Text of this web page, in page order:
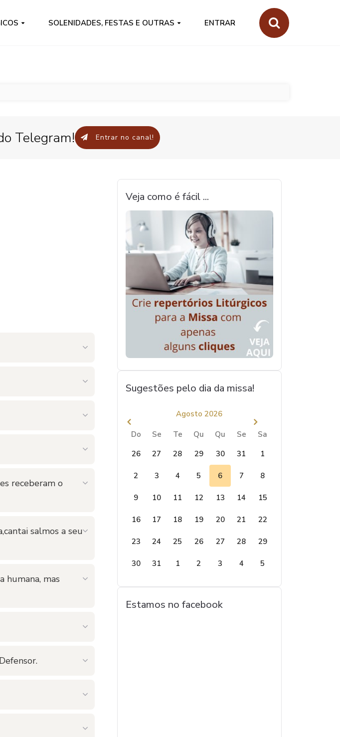
SOLENIDADES, FESTAS E OUTRAS ENTRAR
Telegram! Entrar no canal!
receberam o
salmos a seu
humana, mas
Veja como é fácil ...
Sugestões pelo dia da missa!
Agosto 2026
Do Se Te Qu Qu Se
Sa
26
27 28 29 30 31 1
2 3 4 5 6 7 8
9 10 11 12 13 14 15
16 17 18 19 20 21 22
23 24 25 26 27 28 29
30 31 1 2 3 4 5
Estamos no facebook